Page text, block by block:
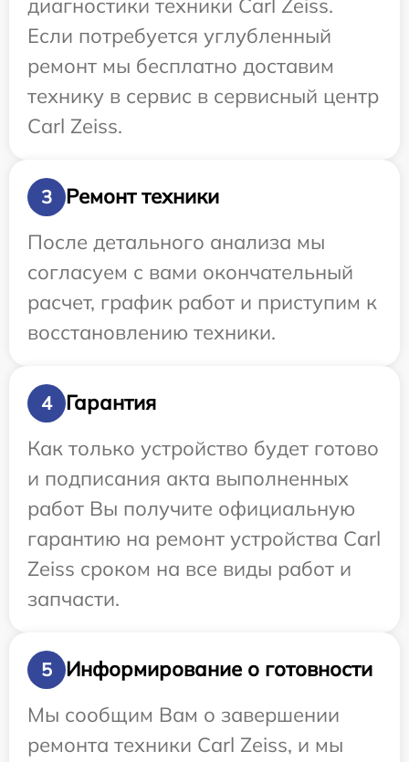
диагностики техники Carl Zeiss.
Если потребуется углубленный
ремонт мы бесплатно доставим
технику в сервис в сервисный центр
Carl Zeiss.
3
Ремонт техники
После детального анализа мы
согласуем с вами окончательный
расчет, график работ и приступим к
восстановлению техники.
4
Гарантия
Как только устройство будет готово
и подписания акта выполненных
работ Вы получите официальную
гарантию на ремонт устройства Carl
Zeiss сроком на все виды работ и
запчасти.
5
Информирование о готовности
Мы сообщим Вам о завершении
ремонта техники Carl Zeiss, и мы